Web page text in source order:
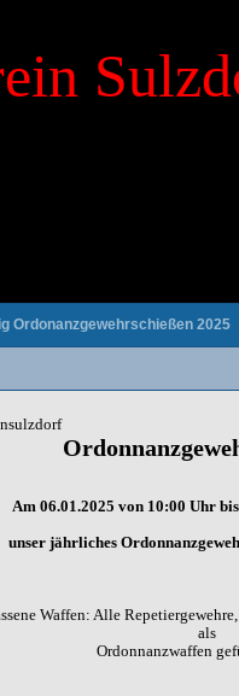
Ordonanzgewehrschießen 2025
Am 06.01.2025 von 10:00 Uhr
unser jährliches
Waffen: Alle
als
Ordonnanzwaffen